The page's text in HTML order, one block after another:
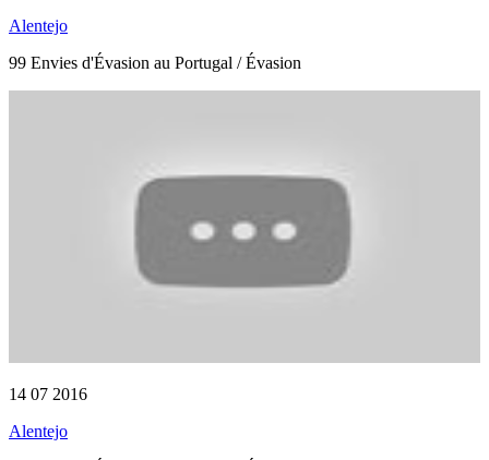
Alentejo
99 Envies d'Évasion au Portugal / Évasion
14 07 2016
Alentejo